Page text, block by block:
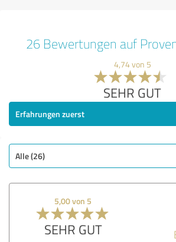
26 Bewertungen auf
4,74 von 5
SEHR GUT
Erfahrungen zuerst
Alle (26)
5,00 von 5
SEHR GUT